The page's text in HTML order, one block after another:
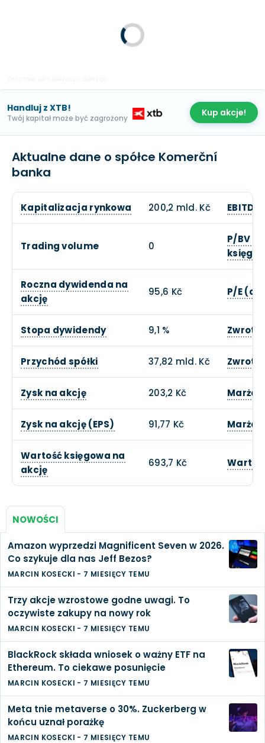
Handluj z XTB!
Twój kapitał może być zagrożony Kup akcje!
Aktualne dane o spółce Komerční
banka
Kapitalizacja rynkowa 200,2 mld. Kč EBITDA
Trading volume 0
P/BV
Roczna dywidenda na
akcję
95,6 Kč P/E
Stopa dywidendy 9,1 % Zwrot
Przychód spółki 37,82 mld. Kč Zwrotu
Zysk na akcję 203,2 Kč Marża
Zysk na akcję (EPS) 91,77 Kč Marża
Wartość księgowa na
akcję
693,7 Kč
NOWOŚCI
Amazon wyprzedzi Magnificent Seven w 2026.
Co szykuje dla nas Jeff Bezos?
MARCIN KOSECKI - 7 MIESIĘCY TEMU
Trzy akcje wzrostowe godne uwagi. To
oczywiste zakupy na nowy rok
MARCIN KOSECKI - 7 MIESIĘCY TEMU
BlackRock składa wniosek o ważny ETF na
Ethereum. To ciekawe posunięcie
MARCIN KOSECKI - 7 MIESIĘCY TEMU
Meta tnie metaverse o 30%. Zuckerberg w
końcu uznał porażkę
MARCIN KOSECKI - 7 MIESIĘCY TEMU